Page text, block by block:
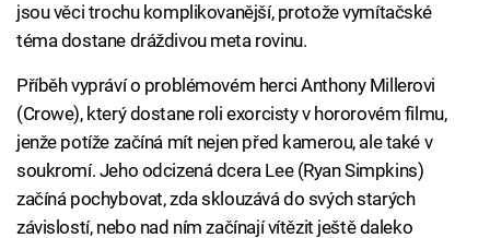
jsou věci trochu komplikovanější, protože vymítačské
téma dostane dráždivou meta rovinu.
Příběh vypráví o problémovém herci Anthony Millerovi
(Crowe), který dostane roli exorcisty v hororovém filmu,
jenže potíže začíná mít nejen před kamerou, ale také v
soukromí. Jeho odcizená dcera Lee (Ryan Simpkins)
začíná pochybovat, zda sklouzává do svých starých
závislostí, nebo nad ním začínají vítězit ještě daleko